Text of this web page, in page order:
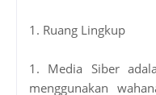
1. Ruang Lingkup
1. Media Siber
menggunakan